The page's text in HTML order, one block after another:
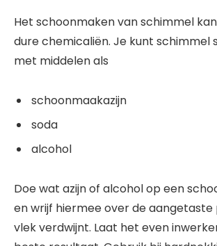
Het schoonmaken van schimmel
dure chemicaliën. Je kunt schimmel
met middelen als
schoonmaakazijn
soda
alcohol
Doe wat azijn of alcohol op een
en wrijf hiermee over de
vlek verdwijnt. Laat het even